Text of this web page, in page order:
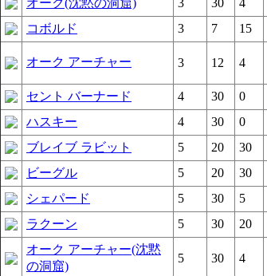
コボルド
3 7 15
オーク アーチャー 3 12 4
セント バーナード
4 30 0
ハスキー
4 30 0
ブレイブ ラビット
5 20 30
ビーグル
5 20 30
シェパード
5 30 5
ラクーン
5 30 20
オーク アーチャー(沈黙
の洞窟)
5 30 4